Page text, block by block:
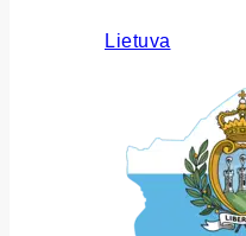
Lietuva